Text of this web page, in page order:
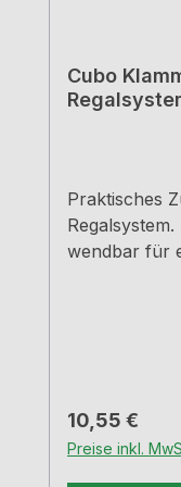
Cubo
Praktisches
wendbar für
60er Breite 4
mit der
sollten 1 VE
Regulärer
10,55 €
Preise inkl.